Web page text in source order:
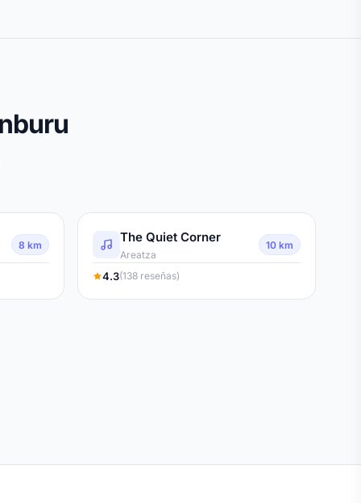
8 km
The Quiet Corner
Areatza
10 km
4.3(138 reseñas)